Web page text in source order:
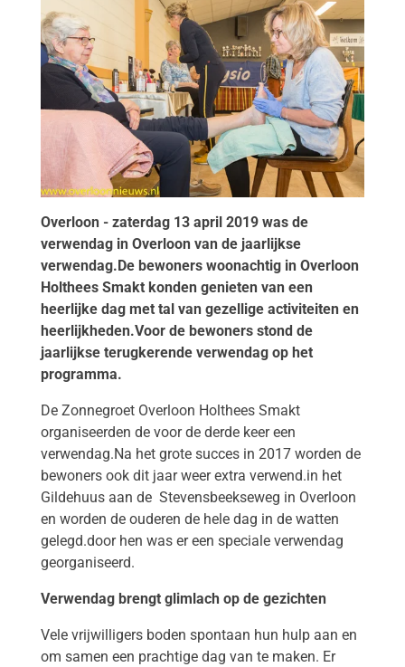
Overloon - zaterdag 13 april 2019 was de
verwendag in Overloon van de jaarlijkse
verwendag.De bewoners woonachtig in Overloon
Holthees Smakt konden genieten van een
heerlijke dag met tal van gezellige activiteiten en
heerlijkheden.Voor de bewoners stond de
jaarlijkse terugkerende verwendag op het
programma.
De Zonnegroet Overloon Holthees Smakt
organiseerden de voor de derde keer een
verwendag.Na het grote succes in 2017 worden de
bewoners ook dit jaar weer extra verwend.in het
Gildehuus aan de Stevensbeekseweg in Overloon
en worden de ouderen de hele dag in de watten
gelegd.door hen was er een speciale verwendag
georganiseerd.
Verwendag brengt glimlach op de gezichten
Vele vrijwilligers boden spontaan hun hulp aan en
om samen een prachtige dag van te maken. Er